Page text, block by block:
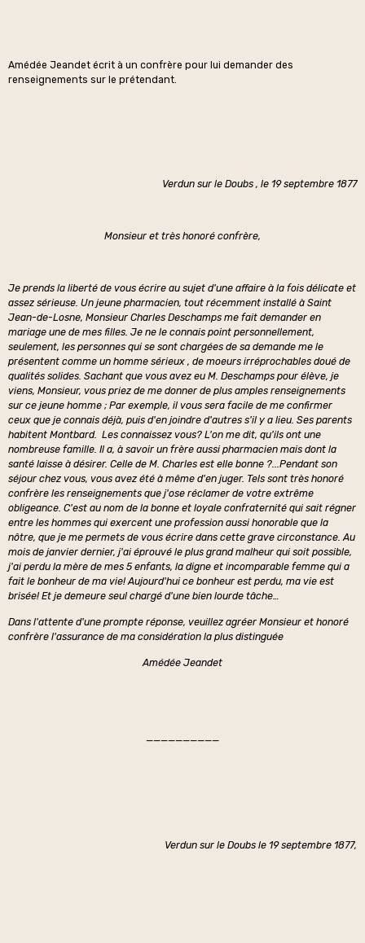
Amédée Jeandet écrit à un confrère pour lui demander des
renseignements sur le prétendant.
Verdun sur le Doubs , le 19 septembre 1877
Monsieur et très honoré confrère,
Je prends la liberté de vous écrire au sujet d'une affaire à la fois délicate et
assez sérieuse. Un jeune pharmacien, tout récemment installé à Saint
Jean-de-Losne, Monsieur Charles Deschamps me fait demander en
mariage une de mes filles. Je ne le connais point personnellement,
seulement, les personnes qui se sont chargées de sa demande me le
présentent comme un homme sérieux , de moeurs irréprochables doué de
qualités solides. Sachant que vous avez eu M. Deschamps pour élève, je
viens, Monsieur, vous priez de me donner de plus amples renseignements
sur ce jeune homme ; Par exemple, il vous sera facile de me confirmer
ceux que je connais déjà, puis d'en joindre d'autres s'il y a lieu. Ses parents
habitent Montbard. Les connaissez vous? L'on me dit, qu'ils ont une
nombreuse famille. Il a, à savoir un frère aussi pharmacien mais dont la
santé laisse à désirer. Celle de M. Charles est elle bonne ?...Pendant son
séjour chez vous, vous avez été à même d'en juger. Tels sont très honoré
confrère les renseignements que j'ose réclamer de votre extrême
obligeance. C'est au nom de la bonne et loyale confraternité qui sait régner
entre les hommes qui exercent une profession aussi honorable que la
nôtre, que je me permets de vous écrire dans cette grave circonstance. Au
mois de janvier dernier, j'ai éprouvé le plus grand malheur qui soit possible,
j'ai perdu la mère de mes 5 enfants, la digne et incomparable femme qui a
fait le bonheur de ma vie! Aujourd'hui ce bonheur est perdu, ma vie est
brisée! Et je demeure seul chargé d'une bien lourde tâche…
Dans l'attente d'une prompte réponse, veuillez agréer Monsieur et honoré
confrère l'assurance de ma considération la plus distinguée
Amédée Jeandet
——————————
Verdun sur le Doubs le 19 septembre 1877,